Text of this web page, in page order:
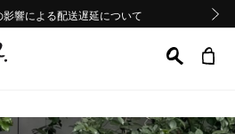
響による配送遅延について
Sale 2buy10%OFF!!
響による配送遅延について
Sale 2buy10%OFF!!